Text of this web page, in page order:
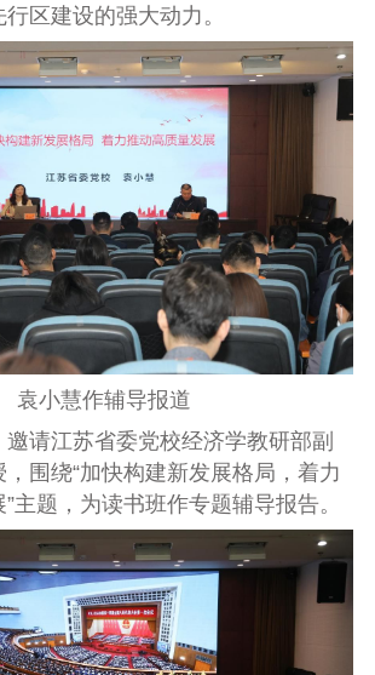
区建设的强大动力。
袁小慧作辅导报道
邀请江苏省委党校经济学教研部副
，围绕“加快构建新发展格局，着力
”主题，为读书班作专题辅导报告。